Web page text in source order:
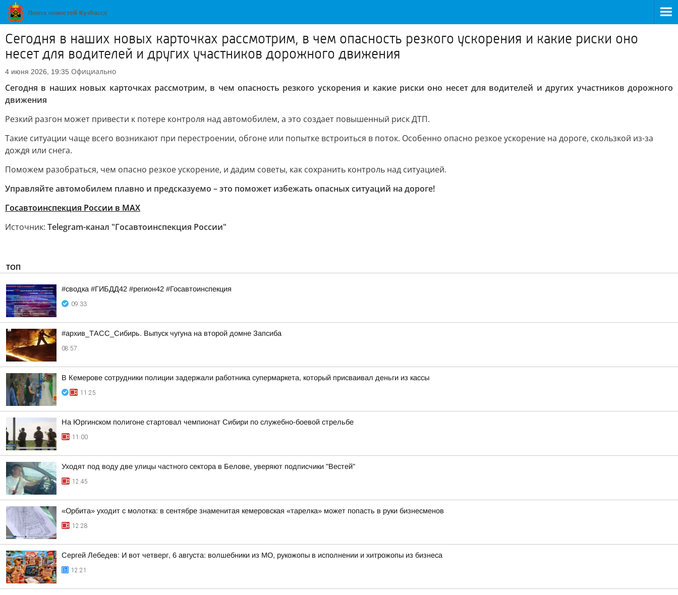
Сегодня в наших новых карточках рассмотрим, в чем опасность резкого ускорения и какие риски оно
несет для водителей и других участников дорожного движения
4 июня 2026, 19:35 Официально
Сегодня в наших новых карточках рассмотрим, в чем опасность резкого ускорения и какие риски оно несет для водителей и других участников дорожного
движения
Резкий разгон может привести к потере контроля над автомобилем, а это создает повышенный риск ДТП.
Такие ситуации чаще всего возникают при перестроении, обгоне или попытке встроиться в поток. Особенно опасно резкое ускорение на дороге, скользкой из-за
дождя или снега.
Поможем разобраться, чем опасно резкое ускорение, и дадим советы, как сохранить контроль над ситуацией.
Управляйте автомобилем плавно и предсказуемо – это поможет избежать опасных ситуаций на дороге!
Госавтоинспекция России в МАХ
Источник: Telegram-канал "Госавтоинспекция России"
ТОП
#сводка #ГИБДД42 #регион42 #Госавтоинспекция
09:33
#архив_ТАСС_Сибирь. Выпуск чугуна на второй домне Запсиба
08:57
В Кемерове сотрудники полиции задержали работника супермаркета, который присваивал деньги из кассы
11:25
На Юргинском полигоне стартовал чемпионат Сибири по служебно-боевой стрельбе
11:00
Уходят под воду две улицы частного сектора в Белове, уверяют подписчики "Вестей"
12:45
«Орбита» уходит с молотка: в сентябре знаменитая кемеровская «тарелка» может попасть в руки бизнесменов
12:28
Сергей Лебедев: И вот четверг, 6 августа: волшебники из МО, рукожопы в исполнении и хитрожопы из бизнеса
12:21